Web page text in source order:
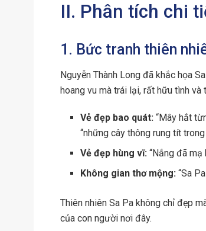
II. Phân tích chi
1. Bức tranh thiên
Nguyễn Thành Long đã khắc họa
hoang vu mà trái lại, rất hữu tình và
Vẻ đẹp bao quát: “Mây hắt
“những cây thông rung tít
Vẻ đẹp hùng vĩ: “Nắng đã
Không gian thơ mộng: “Sa
Thiên nhiên Sa Pa không chỉ đẹp
của con người nơi đây.